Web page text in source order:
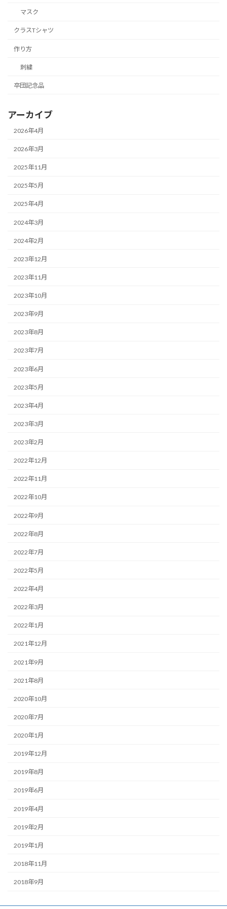
マスク
クラスTシャツ
作り方
刺繍
卒団記念品
アーカイブ
2026年4月
2026年3月
2025年11月
2025年5月
2025年4月
2024年3月
2024年2月
2023年12月
2023年11月
2023年10月
2023年9月
2023年8月
2023年7月
2023年6月
2023年5月
2023年4月
2023年3月
2023年2月
2022年12月
2022年11月
2022年10月
2022年9月
2022年8月
2022年7月
2022年5月
2022年4月
2022年3月
2022年1月
2021年12月
2021年9月
2021年8月
2020年10月
2020年7月
2020年1月
2019年12月
2019年8月
2019年6月
2019年4月
2019年2月
2019年1月
2018年11月
2018年9月